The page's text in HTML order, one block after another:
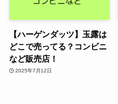
【ハーゲンダッツ】玉露は
どこで売ってる？コンビニ
など販売店！
2025年7月12日